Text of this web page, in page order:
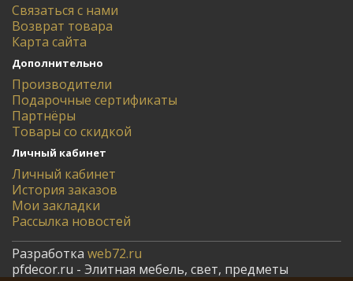
Связаться с нами
Возврат товара
Карта сайта
Дополнительно
Производители
Подарочные сертификаты
Партнёры
Товары со скидкой
Личный кабинет
Личный кабинет
История заказов
Мои закладки
Рассылка новостей
Разработка web72.ru
pfdecor.ru - Элитная мебель, свет, предметы